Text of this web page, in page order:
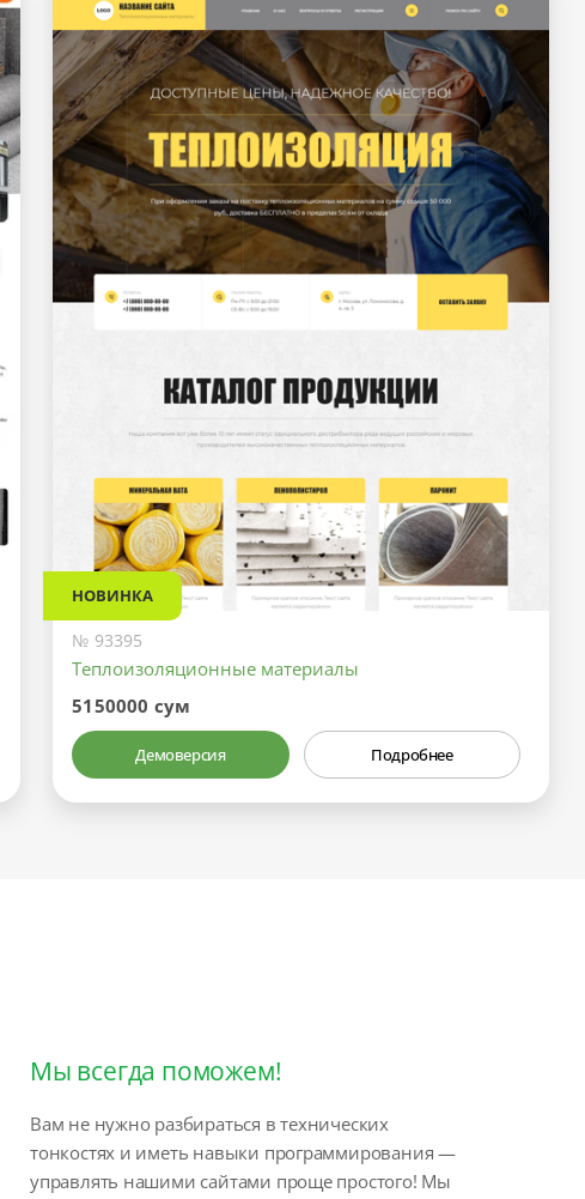
НОВИНКА
№ 93395
Теплоизоляционные материалы
5150000 сум
Демоверсия Подробнее
Мы всегда поможем!
Вам не нужно разбираться в технических
тонкостях и иметь навыки программирования —
управлять нашими сайтами проще простого! Мы